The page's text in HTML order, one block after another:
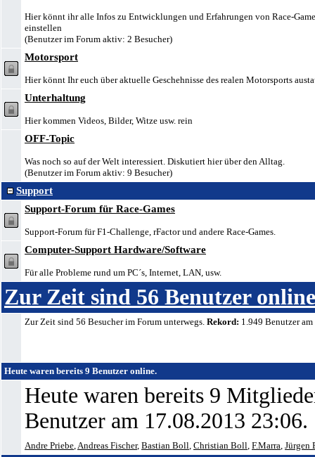
Hier könnt ihr alle Infos zu Entwicklungen und Erfahrungen von Race-
einstellen
(Benutzer im Forum aktiv: 2 Besucher)
Motorsport
Hier könnt Ihr euch über aktuelle Geschehnisse des realen Motorsports
Unterhaltung
Hier kommen Videos, Bilder, Witze usw. rein
OFF-Topic
Was noch so auf der Welt interessiert. Diskutiert hier über den Alltag.
(Benutzer im Forum aktiv: 9 Besucher)
Support
Support-Forum für Race-Games
Support-Forum für F1-Challenge, rFactor und andere Race-Games.
Computer-Support Hardware/Software
Für alle Probleme rund um PC´s, Internet, LAN, usw.
Zur Zeit sind 56 Benutzer
Zur Zeit sind 56 Besucher im Forum unterwegs. Rekord: 1.949 Benutzer
Heute waren bereits 9 Benutzer online.
Heute waren bereits 9
Benutzer am 17.08.2013 23:06.
Andre Priebe,Andreas Fischer, Bastian Boll, Christian Boll, F.Marra, Jürgen